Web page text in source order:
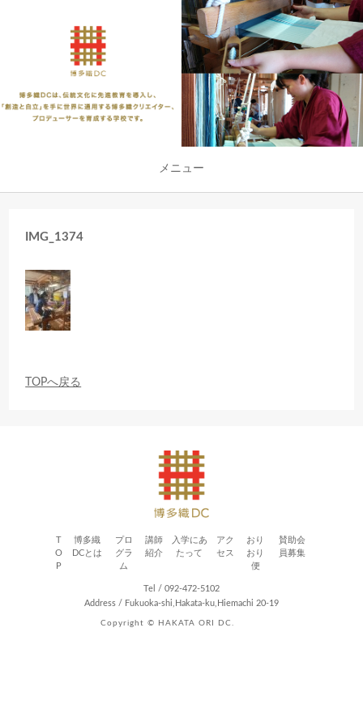
メニュー
Copyright © HAKATA ORI DC.
IMG_1374
TOPへ戻る
T
O
P
博多織
DCとは
プロ
グラ
ム
講師
紹介
入学にあ
たって
アク
セス
おり
おり
便
賛助会
員募集
Tel / 092-472-5102
Address / Fukuoka-shi,Hakata-ku,Hiemachi 20-19